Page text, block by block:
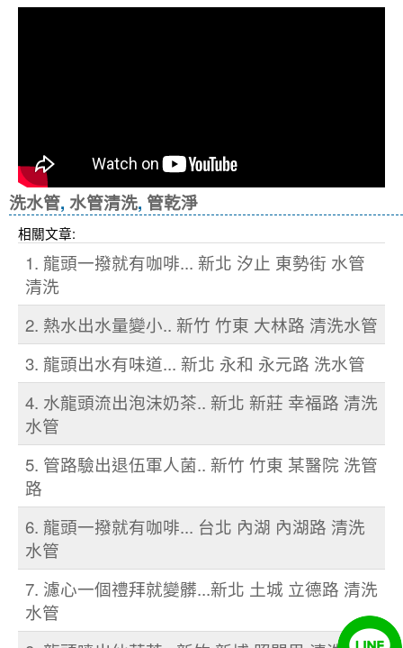
洗水管, 水管清洗, 管乾淨
相關文章:
1. 龍頭一撥就有咖啡... 新北 汐止 東勢街 水管
清洗
2. 熱水出水量變小.. 新竹 竹東 大林路 清洗水管
3. 龍頭出水有味道... 新北 永和 永元路 洗水管
4. 水龍頭流出泡沫奶茶.. 新北 新莊 幸福路 清洗
水管
5. 管路驗出退伍軍人菌.. 新竹 竹東 某醫院 洗管
路
6. 龍頭一撥就有咖啡... 台北 內湖 內湖路 清洗
水管
7. 濾心一個禮拜就變髒...新北 土城 立德路 清洗
水管